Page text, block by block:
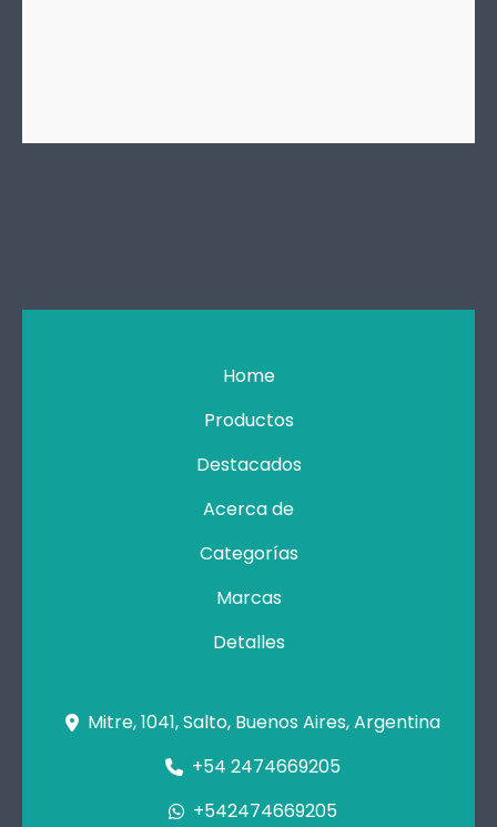
Home
Productos
Destacados
Acerca de
Categorías
Marcas
Detalles
Mitre, 1041, Salto, Buenos Aires, Argentina
+54 2474669205
+542474669205